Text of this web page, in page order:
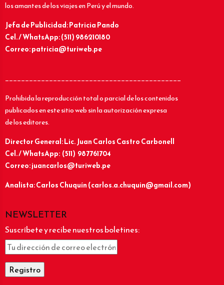
los amantes de los viajes en Perú y el mundo.
Jefa de Publicidad: Patricia Pando
Cel. / WhatsApp: (511) 986210180
Correo: patricia@turiweb.pe
____________________________________________
Prohibida la reproducción total o parcial de los contenidos
publicados en este sitio web sin la autorización expresa
de los editores.
Director General: Lic.Juan Carlos Castro Carbonell
Cel. / WhatsApp: (511) 987761704
Correo: juancarlos@turiweb.pe
Analista: Carlos Chuquín (carlos.a.chuquin@gmail.com)
NEWSLETTER
Suscríbete y recibe nuestros boletines: